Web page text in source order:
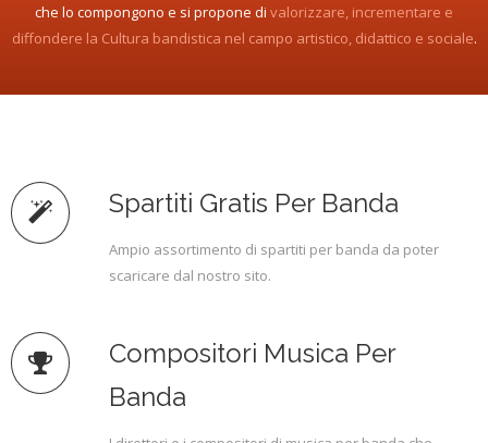
che lo compongono e si propone di valorizzare, incrementare e
diffondere la Cultura bandistica nel campo artistico, didattico e sociale.
Spartiti Gratis Per Banda
Ampio assortimento di spartiti per banda da poter
scaricare dal nostro sito.
Compositori Musica Per
Banda